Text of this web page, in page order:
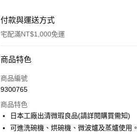
付款與運送方式
宅配滿NT$1,000免運
付款方式
信用卡一次付款
Apple Pay
街口支付
商品特色
商品編號
9300765
商品特色
日本工廠出清微瑕良品(請詳閱購買需知)
可進洗碗機、烘碗機、微波爐及蒸爐使用。